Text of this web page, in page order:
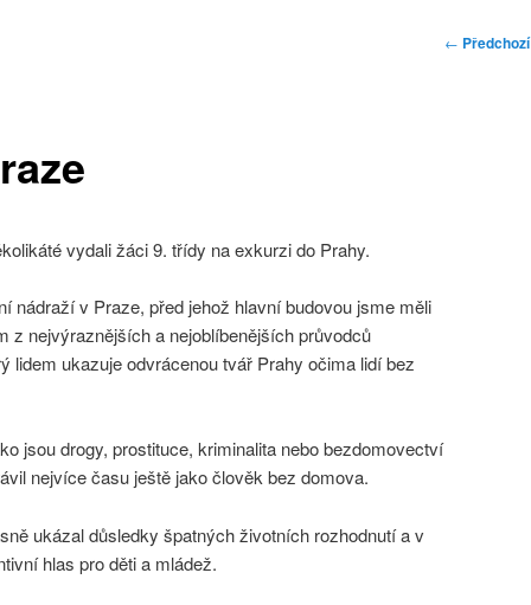
Navigace
← Předchozí
vydali žáci 9. třídy na exkurzi do Prahy.
nádraží v Praze, před jehož hlavní budovou jsme měli
z nejvýraznějších a nejoblíbenějších průvodců
lidem ukazuje odvrácenou tvář Prahy očima lidí bez
jsou drogy, prostituce, kriminalita nebo bezdomovectví
nejvíce času ještě jako člověk bez domova.
ukázal důsledky špatných životních rozhodnutí a v
hlas pro děti a mládež.